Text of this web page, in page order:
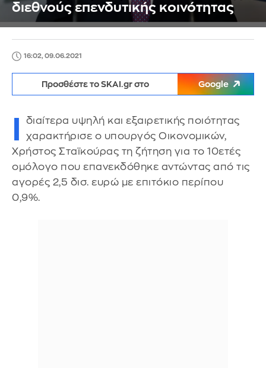
διεθνούς επενδυτικής κοινότητας
16:02, 09.06.2021
Προσθέστε το SKAI.gr στο Google
διαίτερα υψηλή και εξαιρετικής ποιότητας
χαρακτήρισε ο υπουργός Οικονομικών,
Χρήστος Σταϊκούρας τη ζήτηση για το 10ετές
ομόλογο που επανεκδόθηκε αντώντας από τις
αγορές 2,5 δισ. ευρώ με επιτόκιο περίπου
0,9%.